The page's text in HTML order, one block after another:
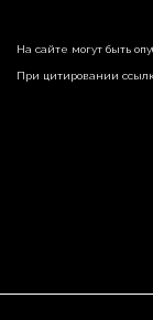
На сайте могут быть
При цитировании